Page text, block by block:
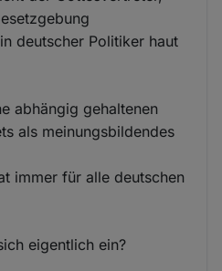
deutscher Politiker haut
abhängig gehaltenen
als meinungsbildendes
immer für alle deutschen
eigentlich ein?